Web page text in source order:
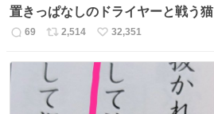
置きっぱなしのドライヤーと戦う猫
返
数
69
リ
ス
ト
数
2,514
い
ね
数
32,351